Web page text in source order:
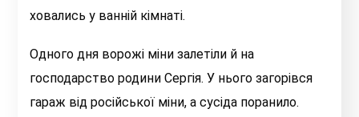
ховались у ванній кімнаті.
Одного дня ворожі міни залетіли й на
господарство родини Сергія. У нього загорівся
гараж від російської міни, а сусіда поранило.